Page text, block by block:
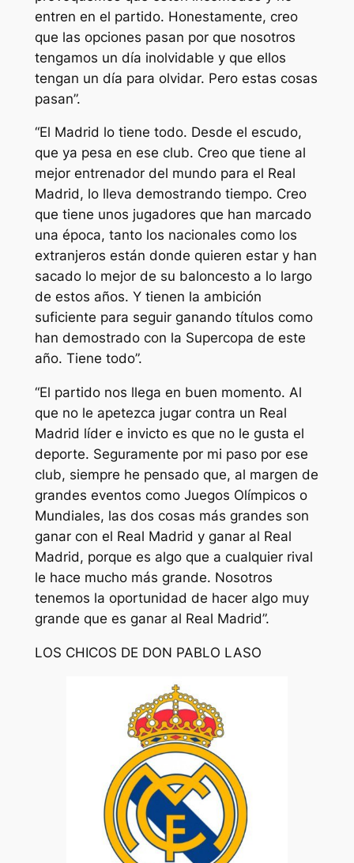
entren en el partido. Honestamente, creo
que las opciones pasan por que nosotros
tengamos un día inolvidable y que ellos
tengan un día para olvidar. Pero estas cosas
pasan”.
“El Madrid lo tiene todo. Desde el escudo,
que ya pesa en ese club. Creo que tiene al
mejor entrenador del mundo para el Real
Madrid, lo lleva demostrando tiempo. Creo
que tiene unos jugadores que han marcado
una época, tanto los nacionales como los
extranjeros están donde quieren estar y han
sacado lo mejor de su baloncesto a lo largo
de estos años. Y tienen la ambición
suficiente para seguir ganando títulos como
han demostrado con la Supercopa de este
año. Tiene todo”.
“El partido nos llega en buen momento. Al
que no le apetezca jugar contra un Real
Madrid líder e invicto es que no le gusta el
deporte. Seguramente por mi paso por ese
club, siempre he pensado que, al margen de
grandes eventos como Juegos Olímpicos o
Mundiales, las dos cosas más grandes son
ganar con el Real Madrid y ganar al Real
Madrid, porque es algo que a cualquier rival
le hace mucho más grande. Nosotros
tenemos la oportunidad de hacer algo muy
grande que es ganar al Real Madrid”.
LOS CHICOS DE DON PABLO LASO